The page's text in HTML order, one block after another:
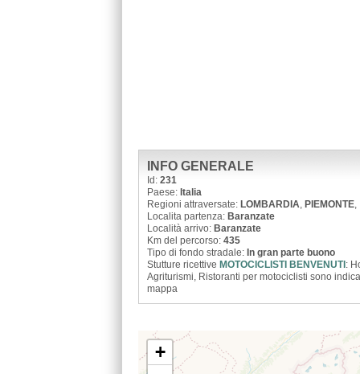
INFO GENERALE
Id: 231
Paese: Italia
Regioni attraversate: LOMBARDIA, PIEMONTE,
Localita partenza: Baranzate
Località arrivo: Baranzate
Km del percorso: 435
Tipo di fondo stradale: In gran parte buono
Stutture ricettive MOTOCICLISTI BENVENUTI :
Agriturismi, Ristoranti per motociclisti sono
mappa
+